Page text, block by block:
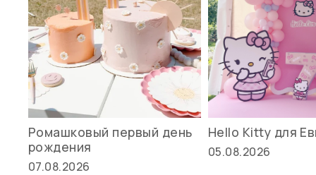
Ромашковый первый день
рождения
07.08.2026
Hello Kitty для
05.08.2026